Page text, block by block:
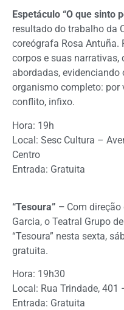
Espetáculo “O que sinto
resultado do trabalho da
coreógrafa Rosa Antuña.
corpos e suas
abordadas,
organismo completo: por
conflito, infixo.
Hora: 19h
Local: Sesc Cultura –
Centro
Entrada: Gratuita
“Tesoura” – Com direção
Garcia, o Teatral Grupo
“Tesoura” nesta sexta,
gratuita.
Hora: 19h30
Local: Rua Trindade, 401
Entrada: Gratuita